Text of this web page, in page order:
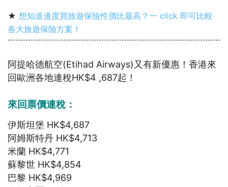
★ 想知道邊度買旅遊保險性價比最高？一 click 即可比較
各大旅遊保險方案！
阿提哈德航空(Etihad Airways)又有新優惠！香港來
回歐洲各地連稅HK$4 ,687起！
來回票價連稅：
伊斯坦堡 HK$4,687
阿姆斯特丹 HK$4,713
米蘭 HK$4,771
蘇黎世 HK$4,854
巴黎 HK$4,969